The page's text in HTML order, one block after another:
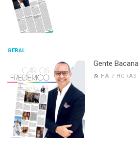
GERAL
Gente Bacana
HÁ 7 HORAS